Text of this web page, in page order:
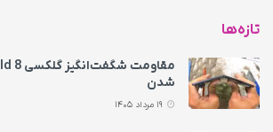
تازه‌ها
شدن